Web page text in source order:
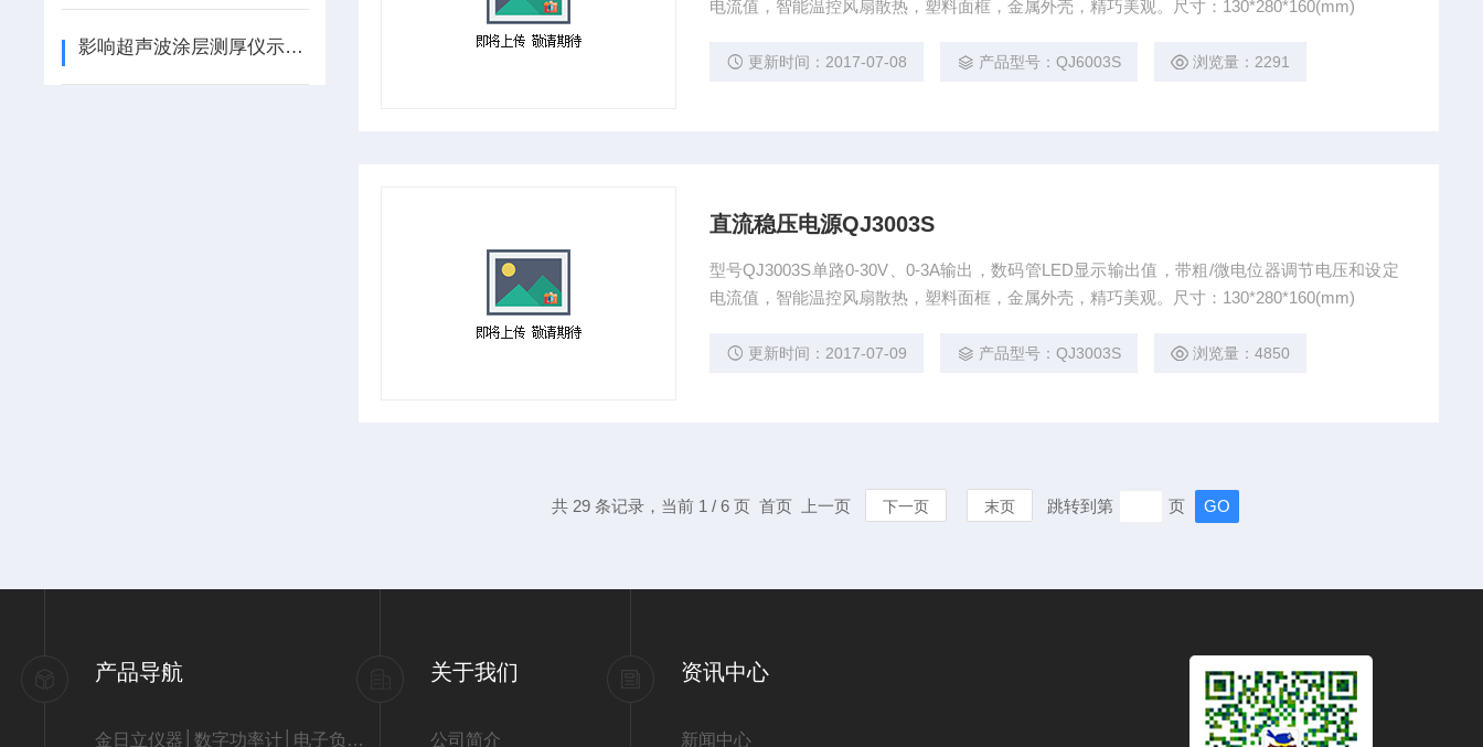
影响超声波涂层测厚仪示值的因素
电流值，智能温控风扇散热，塑料面框，金属外壳，精巧美观。尺寸：130*280*160(mm)
更新时间：2017-07-08 产品型号：QJ6003S 浏览量：2291
直流稳压电源QJ3003S
型号QJ3003S单路0-30V、0-3A输出，数码管LED显示输出值，带粗/微电位器调节电压和设定
电流值，智能温控风扇散热，塑料面框，金属外壳，精巧美观。尺寸：130*280*160(mm)
更新时间：2017-07-09 产品型号：QJ3003S 浏览量：4850
共 29 条记录，当前 1 / 6 页 首页 上一页 下一页 末页 跳转到第 页
产品导航
金日立仪器│数字功率计│电子负载│LCR数字电桥│直流低电阻仪│7116C信号发生器│直流电源
关于我们
公司简介
资讯中心
新闻中心